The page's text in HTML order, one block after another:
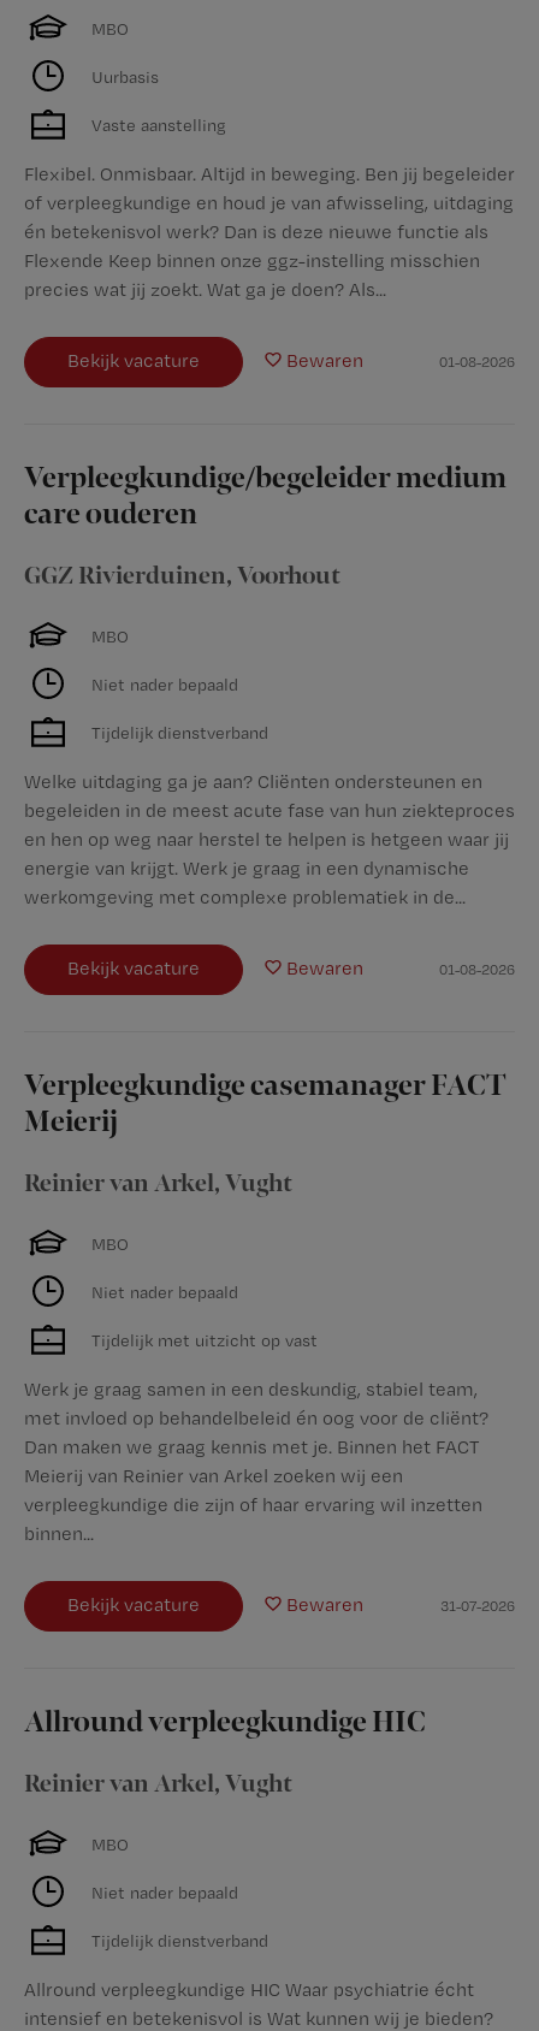
MBO
Uurbasis
Vaste aanstelling
Flexibel. Onmisbaar. Altijd in beweging. Ben jij begeleider
of verpleegkundige en houd je van afwisseling, uitdaging
én betekenisvol werk? Dan is deze nieuwe functie als
Flexende Keep binnen onze ggz-instelling misschien
precies wat jij zoekt. Wat ga je doen? Als...
Bekijk vacature Bewaren 01-08-2026
Verpleegkundige/begeleider medium
care ouderen
GGZ Rivierduinen, Voorhout
MBO
Niet nader bepaald
Tijdelijk dienstverband
Welke uitdaging ga je aan? Cliënten ondersteunen en
begeleiden in de meest acute fase van hun ziekteproces
en hen op weg naar herstel te helpen is hetgeen waar jij
energie van krijgt. Werk je graag in een dynamische
werkomgeving met complexe problematiek in de...
Bekijk vacature Bewaren 01-08-2026
Verpleegkundige casemanager FACT
Meierij
Reinier van Arkel, Vught
MBO
Niet nader bepaald
Tijdelijk met uitzicht op vast
Werk je graag samen in een deskundig, stabiel team,
met invloed op behandelbeleid én oog voor de cliënt?
Dan maken we graag kennis met je. Binnen het FACT
Meierij van Reinier van Arkel zoeken wij een
verpleegkundige die zijn of haar ervaring wil inzetten
binnen...
Bekijk vacature Bewaren 31-07-2026
Allround verpleegkundige HIC
Reinier van Arkel, Vught
MBO
Niet nader bepaald
Tijdelijk dienstverband
Allround verpleegkundige HIC Waar psychiatrie écht
intensief en betekenisvol is Wat kunnen wij je bieden?